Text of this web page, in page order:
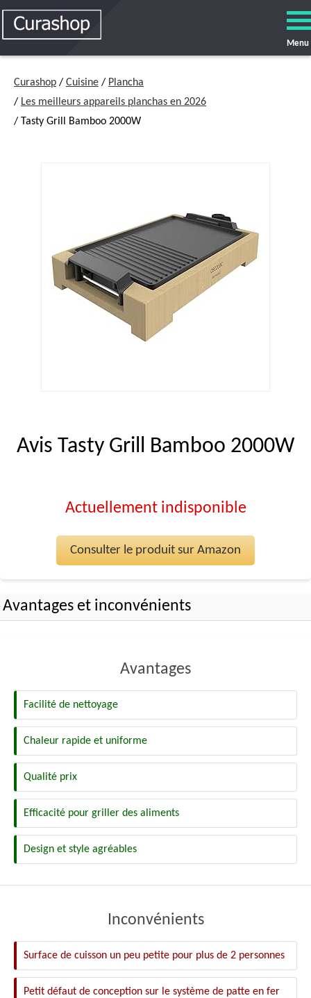
Menu
Curashop / Cuisine / Plancha
/ Les meilleurs appareils planchas en 2026
/ Tasty Grill Bamboo 2000W
Avis Tasty Grill Bamboo 2000W
Actuellement indisponible
Consulter le produit sur Amazon
Avantages et inconvénients
Avantages
Facilité de nettoyage
Chaleur rapide et uniforme
Qualité prix
Efficacité pour griller des aliments
Design et style agréables
Inconvénients
Surface de cuisson un peu petite pour plus de 2 personnes
Petit défaut de conception sur le système de patte en fer